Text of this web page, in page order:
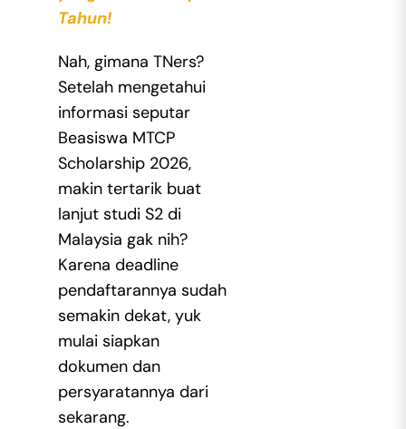
Tahun!
Nah, gimana TNers?
Setelah mengetahui
informasi seputar
Beasiswa MTCP
Scholarship 2026,
makin tertarik buat
lanjut studi S2 di
Malaysia gak nih?
Karena deadline
pendaftarannya sudah
semakin dekat, yuk
mulai siapkan
dokumen dan
persyaratannya dari
sekarang.